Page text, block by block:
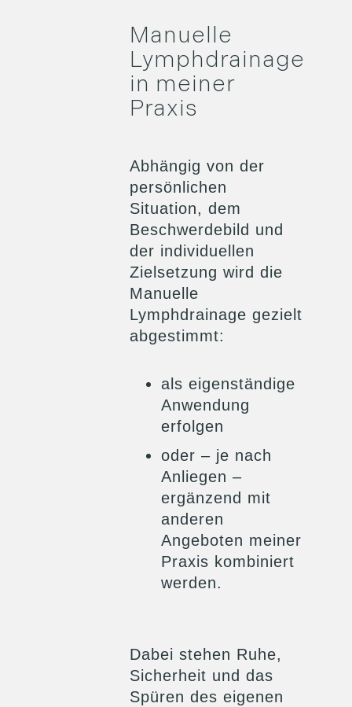
Manuelle
Lymphdrainage
in meiner
Praxis
Abhängig von der
persönlichen
Situation, dem
Beschwerdebild und
der individuellen
Zielsetzung wird die
Manuelle
Lymphdrainage gezielt
abgestimmt:
als eigenständige
Anwendung
erfolgen
oder – je nach
Anliegen –
ergänzend mit
anderen
Angeboten meiner
Praxis kombiniert
werden.
Dabei stehen Ruhe,
Sicherheit und das
Spüren des eigenen